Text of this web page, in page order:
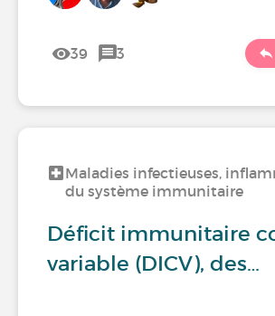
39 3
Maladies infectieuses,
du système immunitaire
Déficit immunitaire
variable (DICV), des…